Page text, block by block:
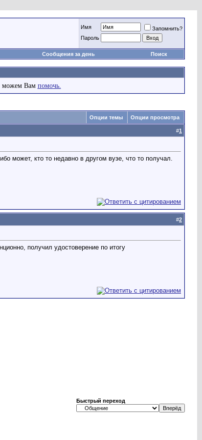
Имя
Запомнить?
Пароль
Сообщения за день Поиск
можем Вам помочь.
Опции темы Опции просмотра
#1
может, кто то недавно в другом вузе, что то получал.
#2
получил удостоверение по итогу
Быстрый переход